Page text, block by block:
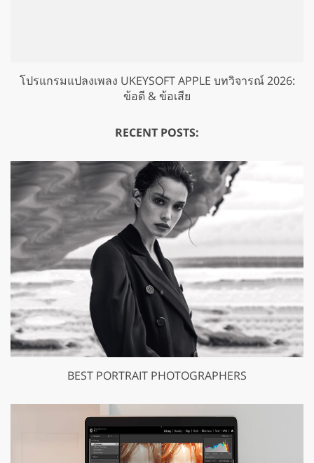
โปรแกรมแปลงเพลง UKEYSOFT APPLE บทวิจารณ์ 2026:
ข้อดี & ข้อเสีย
RECENT POSTS:
BEST PORTRAIT PHOTOGRAPHERS